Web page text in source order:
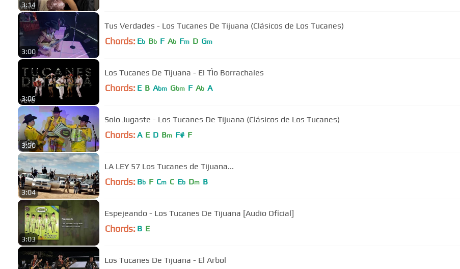
3:14
3:00
Tus Verdades - Los Tucanes De Tijuana (Clásicos de Los Tucanes)
Chords: Eb Bb F Ab Fm D Gm
3:06
Los Tucanes De Tijuana - El TÌo Borrachales
Chords: E B Abm Gbm F Ab A
3:50
Solo Jugaste - Los Tucanes De Tijuana (Clásicos de Los Tucanes)
Chords: A E D Bm F# F
3:04
LA LEY 57 Los Tucanes de Tijuana...
Chords: Bb F Cm C Eb Dm B
3:03
Espejeando - Los Tucanes De Tijuana [Audio Oficial]
Chords: B E
Los Tucanes De Tijuana - El Arbol